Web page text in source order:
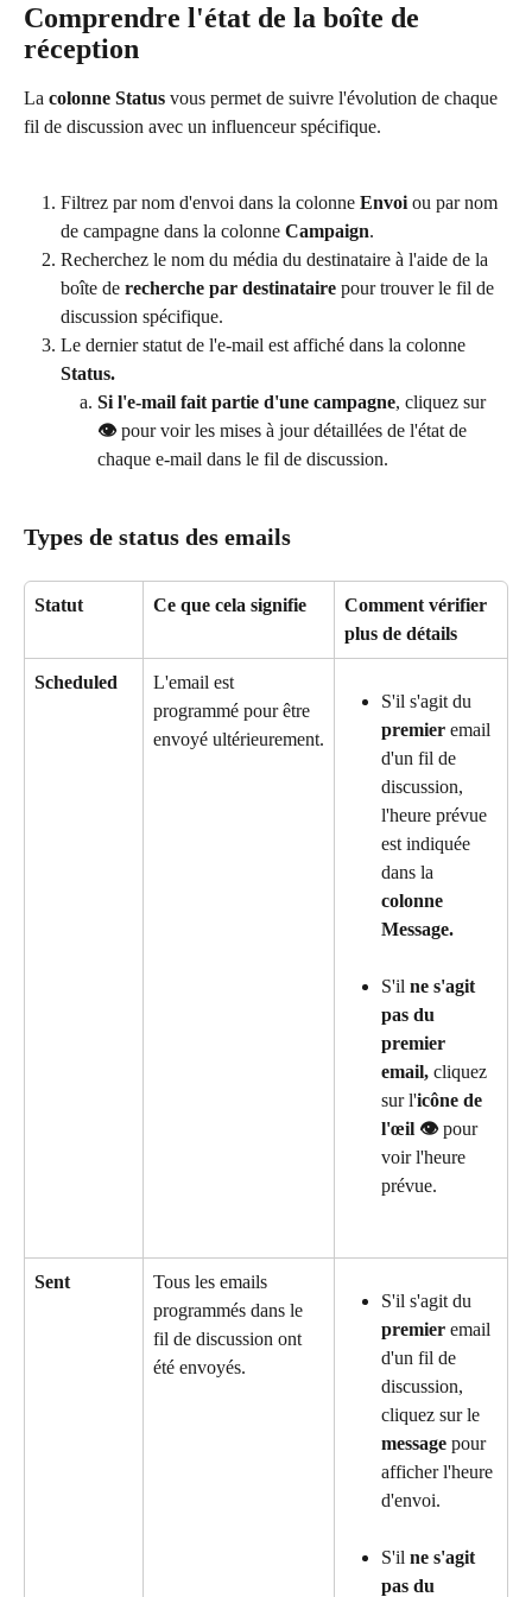
Comprendre l'état de la boîte de
réception
La colonne Status vous permet de suivre l'évolution de chaque
fil de discussion avec un influenceur spécifique.
Filtrez par nom d'envoi dans la colonne Envoi ou par nom
de campagne dans la colonne Campaign.
Recherchez le nom du média du destinataire à l'aide de la
boîte de recherche par destinataire pour trouver le fil de
discussion spécifique.
Le dernier statut de l'e-mail est affiché dans la colonne
Status.
Si l'e-mail fait partie d'une campagne, cliquez sur
👁️ pour voir les mises à jour détaillées de l'état de
chaque e-mail dans le fil de discussion.
Types de status des emails
Statut Ce que cela signifie
Comment vérifier
plus de détails
Scheduled
L'email est
programmé pour être
envoyé ultérieurement.
S'il s'agit du
premier email
d'un fil de
discussion,
l'heure prévue
est indiquée
dans la
colonne
Message.
S'il ne s'agit
pas du
premier
email, cliquez
sur l'icône de
l'œil 👁️ pour
voir l'heure
prévue.
Sent
Tous les emails
programmés dans le
fil de discussion ont
été envoyés.
S'il s'agit du
premier email
d'un fil de
discussion,
cliquez sur le
message pour
afficher l'heure
d'envoi.
S'il ne s'agit
pas du